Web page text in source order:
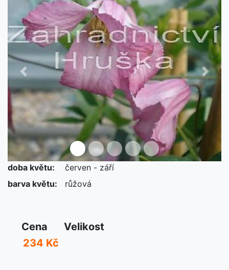
Předchozí Další
doba květu:
červen - září
barva květu:
růžová
Cena
Velikost
234 Kč